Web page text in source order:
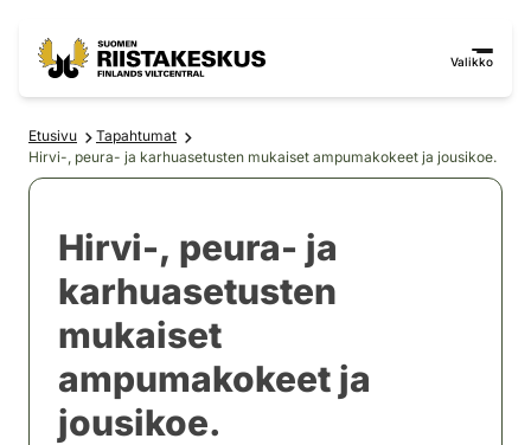
Valikko
Etusivu
Tapahtumat
Hirvi-, peura- ja karhuasetusten mukaiset ampumakokeet ja jousikoe.
Hirvi-, peura- ja
karhuasetusten
mukaiset
ampumakokeet ja
jousikoe.